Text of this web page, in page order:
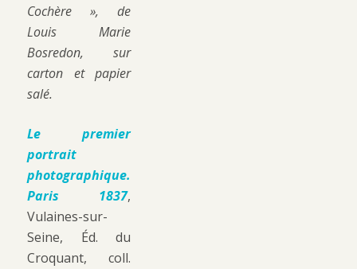
Cochère », de
Louis Marie
Bosredon, sur
carton et papier
salé.
Le premier
portrait
photographique.
Paris 1837,
Vulaines-sur-
Seine, Éd. du
Croquant, coll.